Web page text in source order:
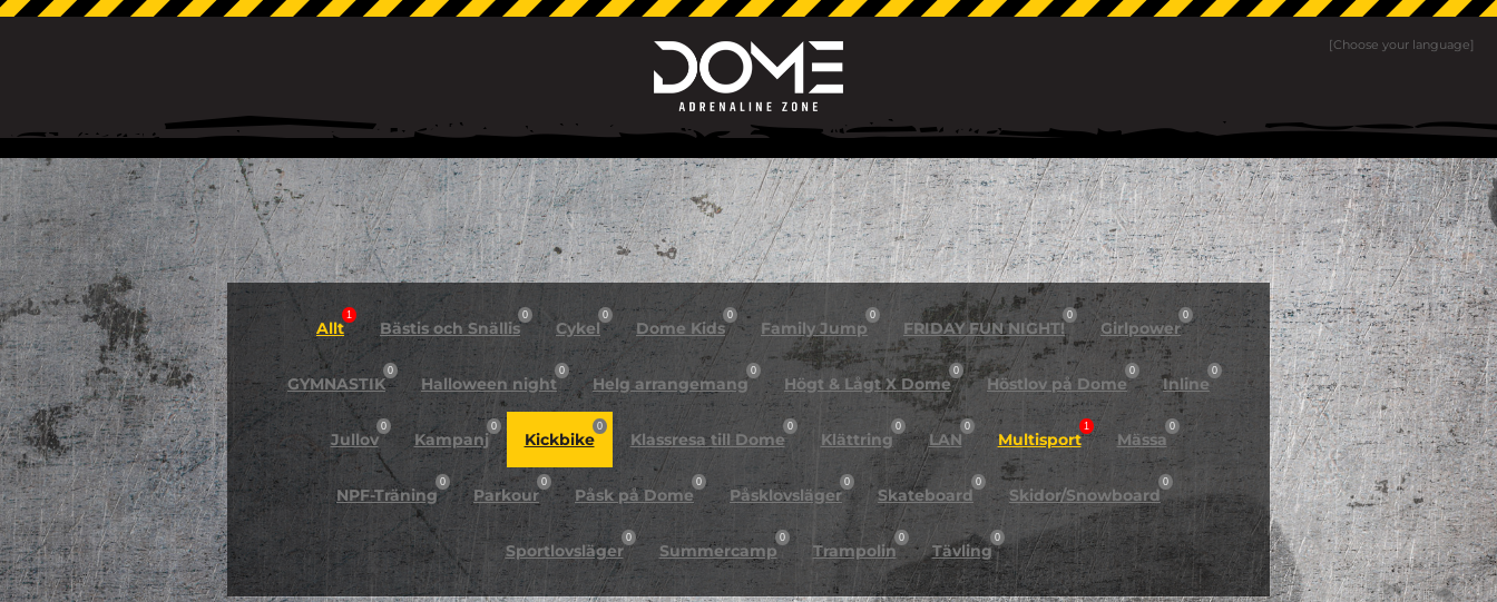
[Choose your language]
Allt
1
Bästis och Snällis
0
Cykel
0
Dome Kids
0
Family Jump
0
FRIDAY FUN NIGHT!
0
Girlpower
0
GYMNASTIK
0
Halloween night
0
Helg arrangemang
0
Högt & Lågt X Dome
0
Höstlov på Dome
0
Inline
0
Jullov
0
Kampanj
0
Kickbike
0
Klassresa till Dome
0
Klättring
0
LAN
0
Multisport
1
Mässa
0
NPF-Träning
0
Parkour
0
Påsk på Dome
0
Påsklovsläger
0
Skateboard
0
Skidor/Snowboard
0
Sportlovsläger
0
Summercamp
0
Trampolin
0
Tävling
0